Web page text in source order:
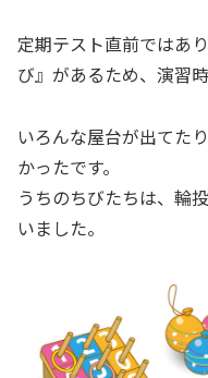
定期テスト直前ではあ
び』があるため、演習
いろんな屋台が出てた
かったです。
うちのちびたちは、輪
いました。